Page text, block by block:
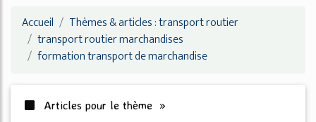
Accueil
Thèmes & articles : transport routier
transport routier marchandises
formation transport de marchandise
Articles pour le thème »